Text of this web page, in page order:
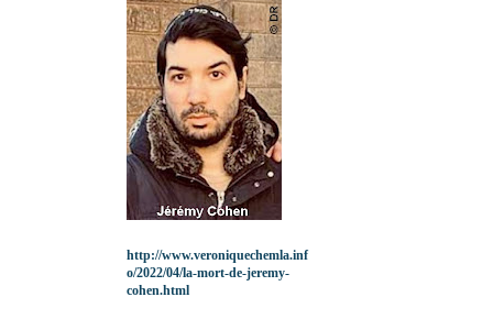
http://www.veroniquechemla.inf
o/2022/04/la-mort-de-jeremy-
cohen.html